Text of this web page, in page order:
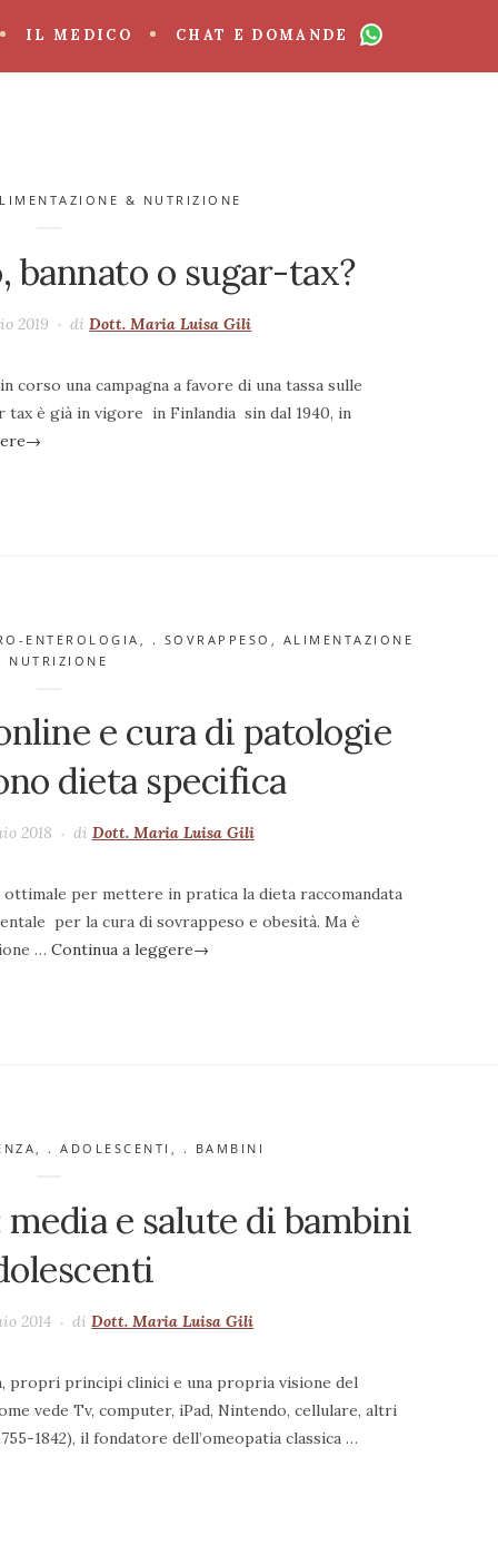
IL MEDICO CHAT E DOMANDE
& NUTRIZIONE
bannato o sugar-tax?
2019 di Dott. Maria Luisa Gili
una campagna a favore di una tassa sulle
è già in vigore in Finlandia sin dal 1940, in
→
ENTEROLOGIA . SOVRAPPESO
ALIMENTAZIONE
NUTRIZIONE
e cura di patologie
dieta specifica
2018 di Dott. Maria Luisa Gili
per mettere in pratica la dieta raccomandata
per la cura di sovrappeso e obesità. Ma è
… Continua a leggere→
, . ADOLESCENTI , . BAMBINI
e salute di bambini
2014 diDott. Maria Luisa Gili
propri principi clinici e una propria visione del
vede Tv, computer, iPad, Nintendo, cellulare, altri
1842), il fondatore dell’omeopatia classica …